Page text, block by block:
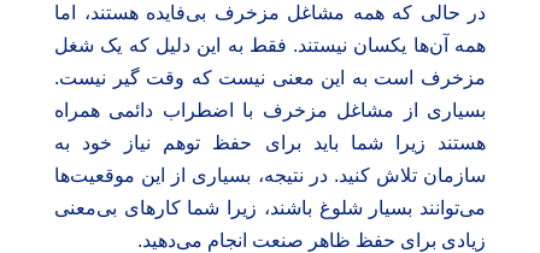
در حالی که همه مشاغل مزخرف بی‌فایده هستند، اما
همه آن‌ها یکسان نیستند. فقط به این دلیل که یک شغل
مزخرف است به این معنی نیست که وقت گیر نیست.
بسیاری از مشاغل مزخرف با اضطراب دائمی همراه
هستند زیرا شما باید برای حفظ توهم نیاز خود به
سازمان تلاش کنید. در نتیجه، بسیاری از این موقعیت‌ها
می‌توانند بسیار شلوغ باشند، زیرا شما کارهای بی‌معنی
زیادی برای حفظ ظاهر صنعت انجام می‌دهید.